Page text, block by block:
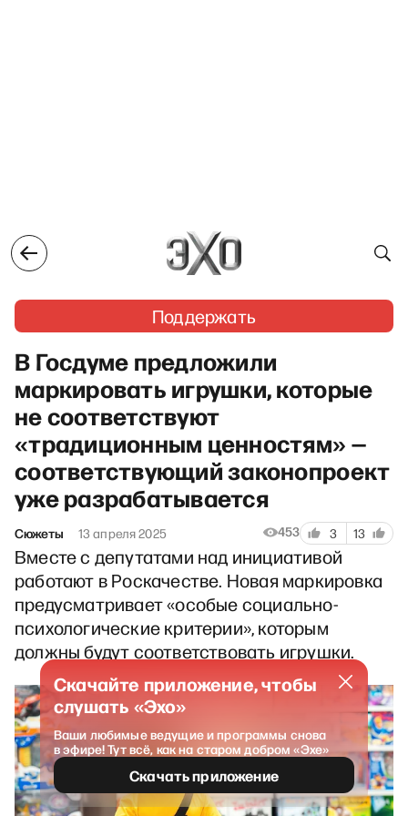
Поддержать
В Госдуме предложили
маркировать игрушки, которые
не соответствуют
«традиционным ценностям» —
соответствующий законопроект
уже разрабатывается
Сюжеты 13 апреля 2025 453 3 13
Вместе с депутатами над инициативой
работают в Роскачестве. Новая маркировка
предусматривает «особые социально-
психологические критерии», которым
должны будут соответствовать игрушки.
Скачайте приложение, чтобы
слушать «Эхо»
Ваши любимые ведущие и программы снова
в эфире! Тут всё, как на старом добром «Эхе»
Скачать приложение